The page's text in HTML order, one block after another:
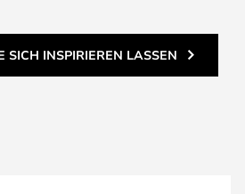
SICH INSPIRIEREN LASSEN